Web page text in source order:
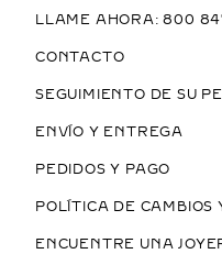
LLAME AHORA: 800
CONTACTO
SEGUIMIENTO DE SU
ENVÍO Y ENTREGA
PEDIDOS Y PAGO
POLÍTICA DE CAMBIOS
ENCUENTRE UNA